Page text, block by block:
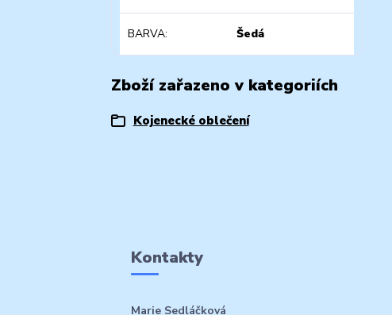
BARVA Šedá
Zboží zařazeno v kategoriích
Kojenecké oblečení
Kontakty
Marie Sedláčková